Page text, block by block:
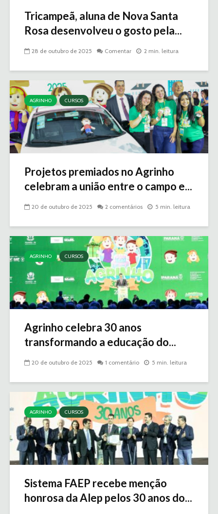
Tricampeã, aluna de Nova Santa
Rosa desenvolveu o gosto pela...
28 de outubro de 2025 Comentar 2 min. leitura
AGRINHO CURSOS
Projetos premiados no Agrinho
celebram a união entre o campo e...
20 de outubro de 2025 2 comentários 5 min. leitura
AGRINHO CURSOS
Agrinho celebra 30 anos
transformando a educação do...
20 de outubro de 2025 1 comentário 5 min. leitura
AGRINHO CURSOS
Sistema FAEP recebe menção
honrosa da Alep pelos 30 anos do...